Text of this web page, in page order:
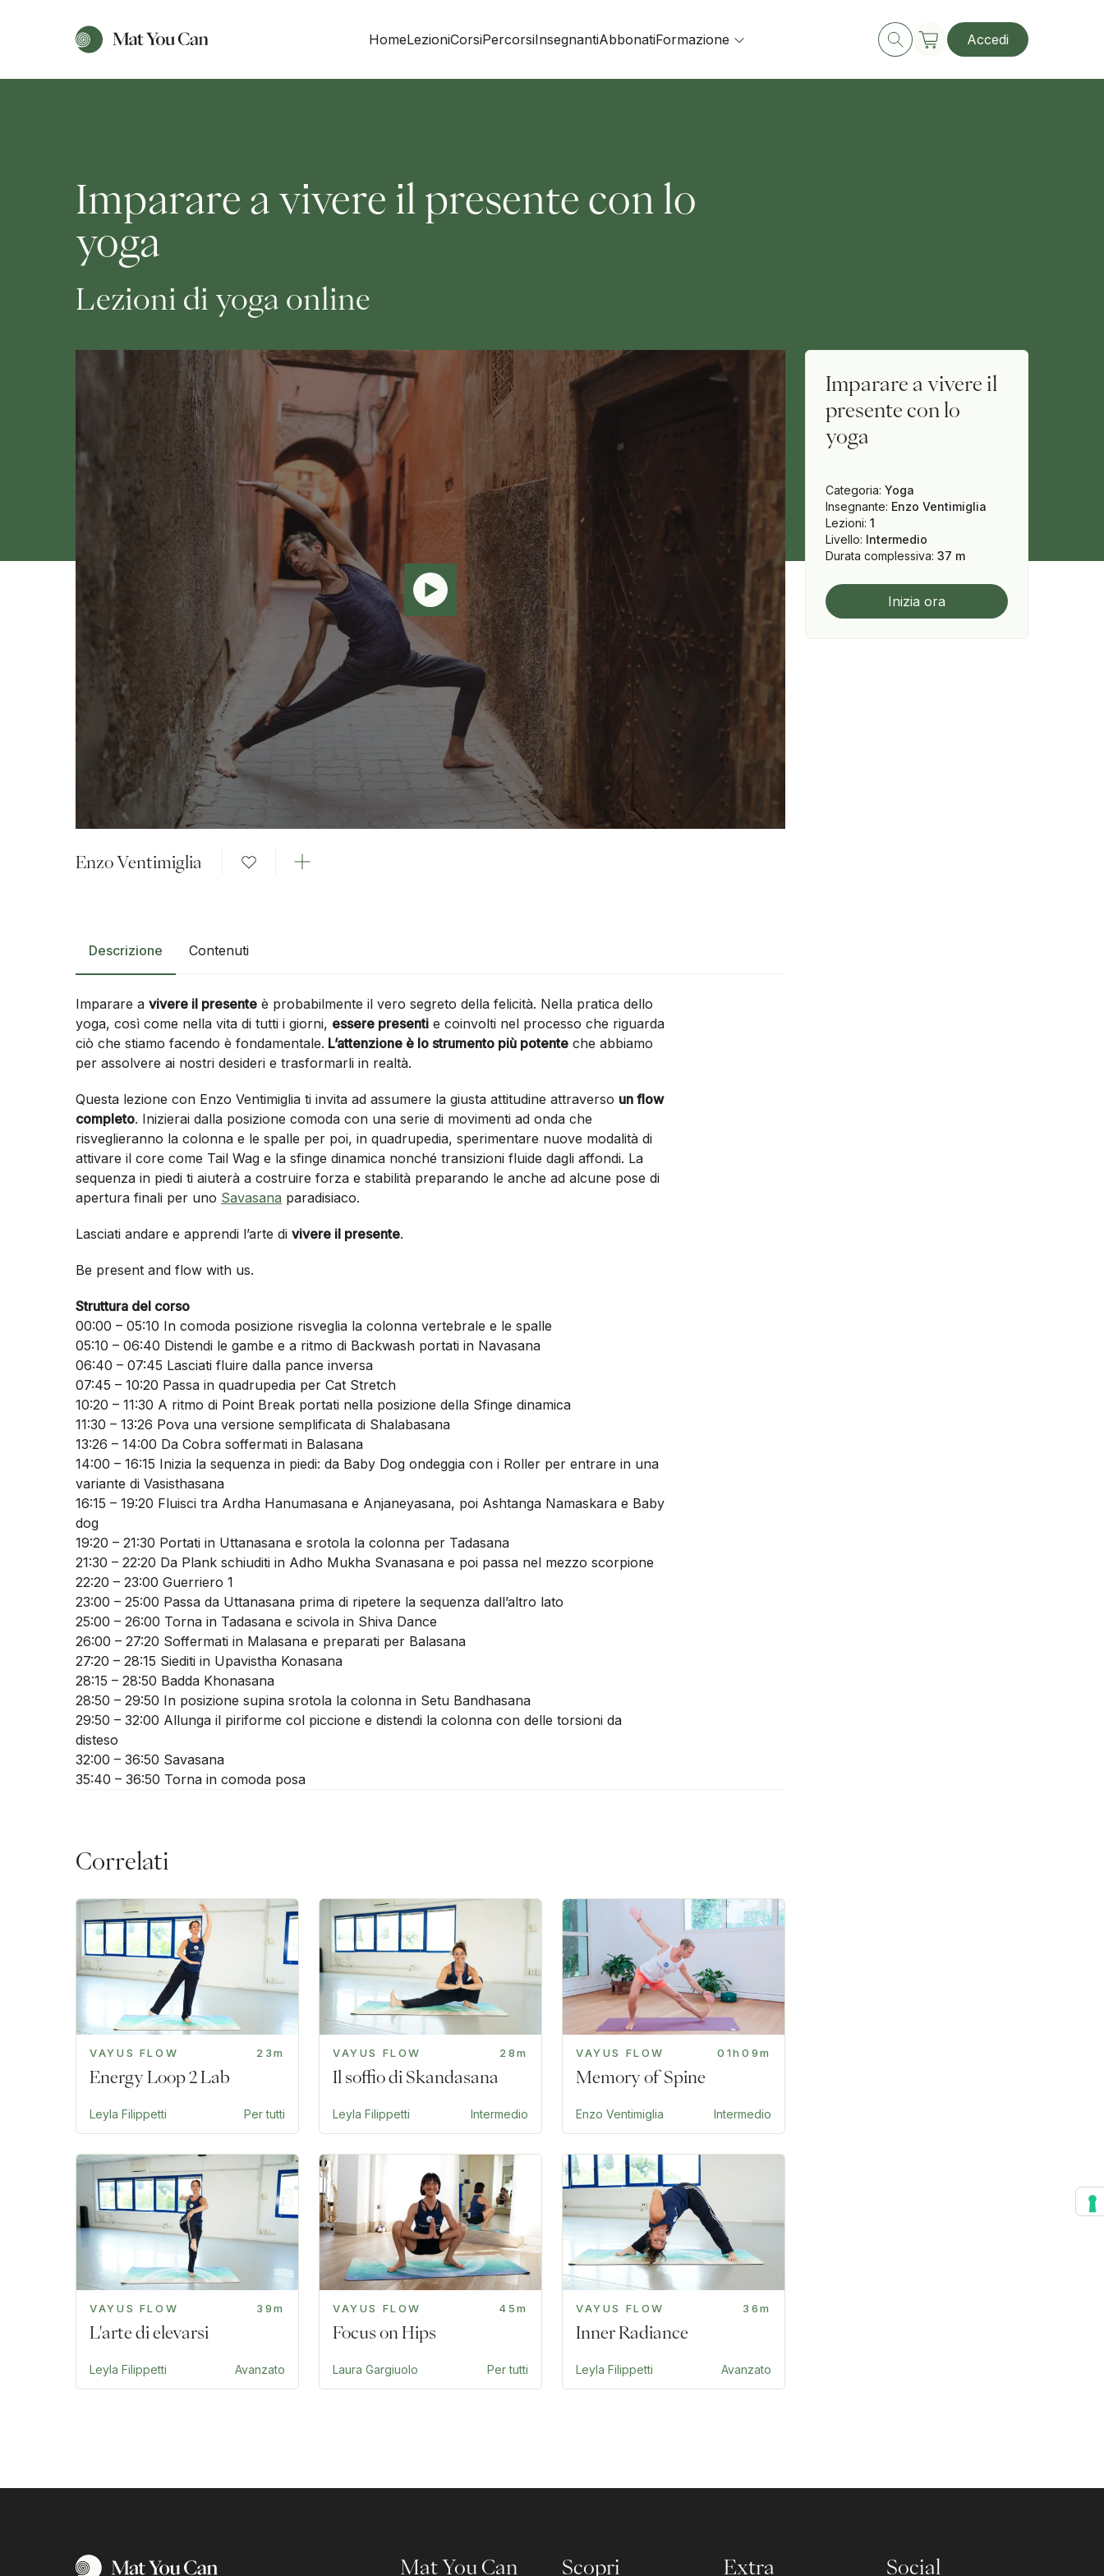
HomeLezioniCorsiPercorsiInsegnantiAbbonatiFormazione Accedi
Imparare a vivere il presente con lo
yoga
Lezioni di yoga online
Imparare a vivere il
presente con lo
yoga
Categoria: Yoga
Insegnante: Enzo Ventimiglia
Lezioni: 1
Livello: Intermedio
Durata complessiva: 37 m
Inizia ora
Enzo Ventimiglia
Descrizione Contenuti
Imparare avivere il presente è probabilmente il vero segreto della felicità. Nella pratica dello
yoga, così come nella vita di tutti i giorni, essere presenti e coinvolti nel processo che riguarda
ciò che stiamo facendo è fondamentale. L’attenzione è lo strumento più potente che abbiamo
per assolvere ai nostri desideri e trasformarli in realtà.
Questa lezione con Enzo Ventimiglia ti invita ad assumere la giusta attitudine attraverso un flow
completo. Inizierai dalla posizione comoda con una serie di movimenti ad onda che
risveglieranno la colonna e le spalle per poi, in quadrupedia, sperimentare nuove modalità di
attivare il core come Tail Wag e la sfinge dinamica nonché transizioni fluide dagli affondi. La
sequenza in piedi ti aiuterà a costruire forza e stabilità preparando le anche ad alcune pose di
apertura finali per uno Savasana paradisiaco.
Lasciati andare e apprendi l’arte divivere il presente.
Be present and flow with us.
Struttura del corso
00:00 – 05:10 In comoda posizione risveglia la colonna vertebrale e le spalle
05:10 – 06:40 Distendi le gambe e a ritmo di Backwash portati in Navasana
06:40 – 07:45 Lasciati fluire dalla pance inversa
07:45 – 10:20 Passa in quadrupedia per Cat Stretch
10:20 – 11:30 A ritmo di Point Break portati nella posizione della Sfinge dinamica
11:30 – 13:26 Pova una versione semplificata di Shalabasana
13:26 – 14:00 Da Cobra soffermati in Balasana
14:00 – 16:15 Inizia la sequenza in piedi: da Baby Dog ondeggia con i Roller per entrare in una
variante di Vasisthasana
16:15 – 19:20 Fluisci tra Ardha Hanumasana e Anjaneyasana, poi Ashtanga Namaskara e Baby
dog
19:20 – 21:30 Portati in Uttanasana e srotola la colonna per Tadasana
21:30 – 22:20 Da Plank schiuditi in Adho Mukha Svanasana e poi passa nel mezzo scorpione
22:20 – 23:00 Guerriero 1
23:00 – 25:00 Passa da Uttanasana prima di ripetere la sequenza dall’altro lato
25:00 – 26:00 Torna in Tadasana e scivola in Shiva Dance
26:00 – 27:20 Soffermati in Malasana e preparati per Balasana
27:20 – 28:15 Siediti in Upavistha Konasana
28:15 – 28:50 Badda Khonasana
28:50 – 29:50 In posizione supina srotola la colonna in Setu Bandhasana
29:50 – 32:00 Allunga il piriforme col piccione e distendi la colonna con delle torsioni da
disteso
32:00 – 36:50 Savasana
35:40 – 36:50 Torna in comoda posa
Correlati
VAYUS FLOW 23m
Energy Loop 2 Lab
Leyla Filippetti Per tutti
VAYUS FLOW 28m
Il soffio di Skandasana
Leyla Filippetti Intermedio
VAYUS FLOW 01h09m
Memory of Spine
Enzo Ventimiglia Intermedio
VAYUS FLOW 39m
L'arte di elevarsi
Leyla Filippetti Avanzato
VAYUS FLOW 45m
Focus on Hips
Laura Gargiuolo Per tutti
VAYUS FLOW 36m
Inner Radiance
Leyla Filippetti Avanzato
Mat You Can Scopri Extra Social